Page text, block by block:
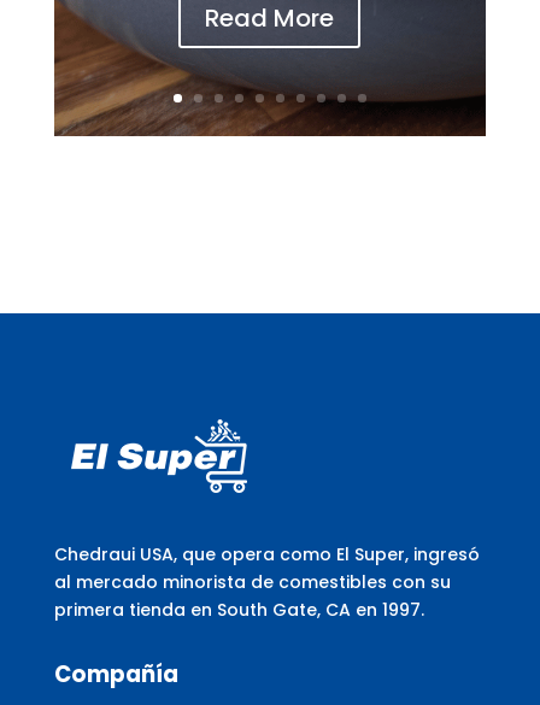
Read More
Chedraui USA, que opera como El Super, ingresó
al mercado minorista de comestibles con su
primera tienda en South Gate, CA en 1997.
Compañía